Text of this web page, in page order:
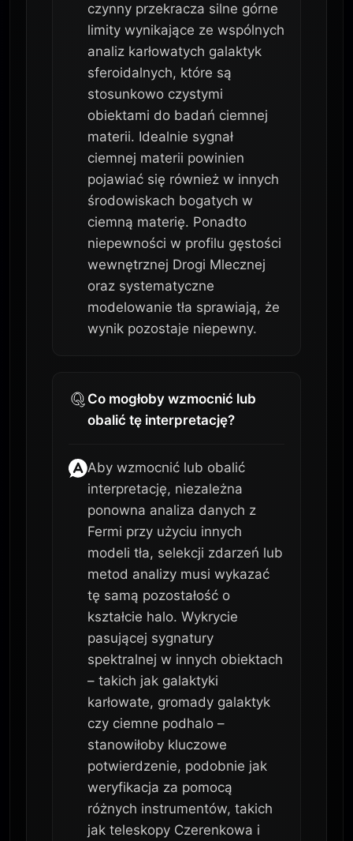
czynny przekracza silne górne
limity wynikające ze wspólnych
analiz karłowatych galaktyk
sferoidalnych, które są
stosunkowo czystymi
obiektami do badań ciemnej
materii. Idealnie sygnał
ciemnej materii powinien
pojawiać się również w innych
środowiskach bogatych w
ciemną materię. Ponadto
niepewności w profilu gęstości
wewnętrznej Drogi Mlecznej
oraz systematyczne
modelowanie tła sprawiają, że
wynik pozostaje niepewny.
Co mogłoby wzmocnić lub
obalić tę interpretację?
Aby wzmocnić lub obalić
interpretację, niezależna
ponowna analiza danych z
Fermi przy użyciu innych
modeli tła, selekcji zdarzeń lub
metod analizy musi wykazać
tę samą pozostałość o
kształcie halo. Wykrycie
pasującej sygnatury
spektralnej w innych obiektach
– takich jak galaktyki
karłowate, gromady galaktyk
czy ciemne podhalo –
stanowiłoby kluczowe
potwierdzenie, podobnie jak
weryfikacja za pomocą
różnych instrumentów, takich
jak teleskopy Czerenkowa i